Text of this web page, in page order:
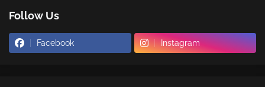
Follow Us
Facebook Instagram